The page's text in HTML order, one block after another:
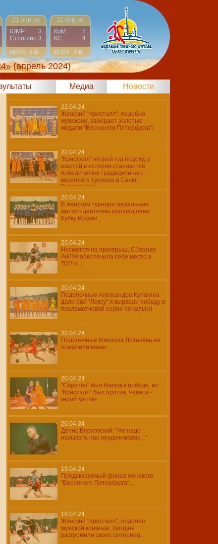
21 апр, вс
ЮМР
3
Строгино 3
ВП24
5-6
21 апр, вс
КрМ
2
КС
4
ВП24
7-8
(апрель 2024)
Медиа Новости
22.04.24
Женский "Кристалл", подобно
мужскому, забирает золотые
медали "Весеннего Петербурга"!
22.04.24
"Кристалл" второй год подряд и
шестой в истории становится
победителем традиционного
весеннего турнира в Санкт-
Петербурге!
20.04.24
В женском турнире медальные
матчи идентичны прошедшему
Кубку России..
20.04.24
Несмотря на проигрыш, Сборная
АФПФ обеспечила себе место в
ТОП-4...
20.04.24
Подопечные Александра Кулагина
дали бой "Лексу" и вырвали победу в
послематчевой серии пенальти!
20.04.24
Подопечные Михаила Лихачёва не
пожалели южан..
20.04.24
"Саратов" был близок к победе, но
"Кристалл" был против. Чужков -
герой матча!
20.04.24
Денис Верховский: "Не надо
называть нас неудачниками..."
19.04.24
Предсказуемый финал женского
"Весеннего Петербурга"...
19.04.24
Женский "Кристалл", подобно
мужской команде, сегодня
разгромили своих соперниц..